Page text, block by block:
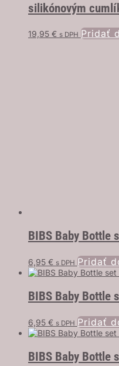
silikónovým
19,95 € s DPH Pridať
BIBS Baby Bottle
6,95 € s DPH Pridať
BIBS Baby Bottle
6,95 € s DPH Pridať
BIBS Baby Bottle